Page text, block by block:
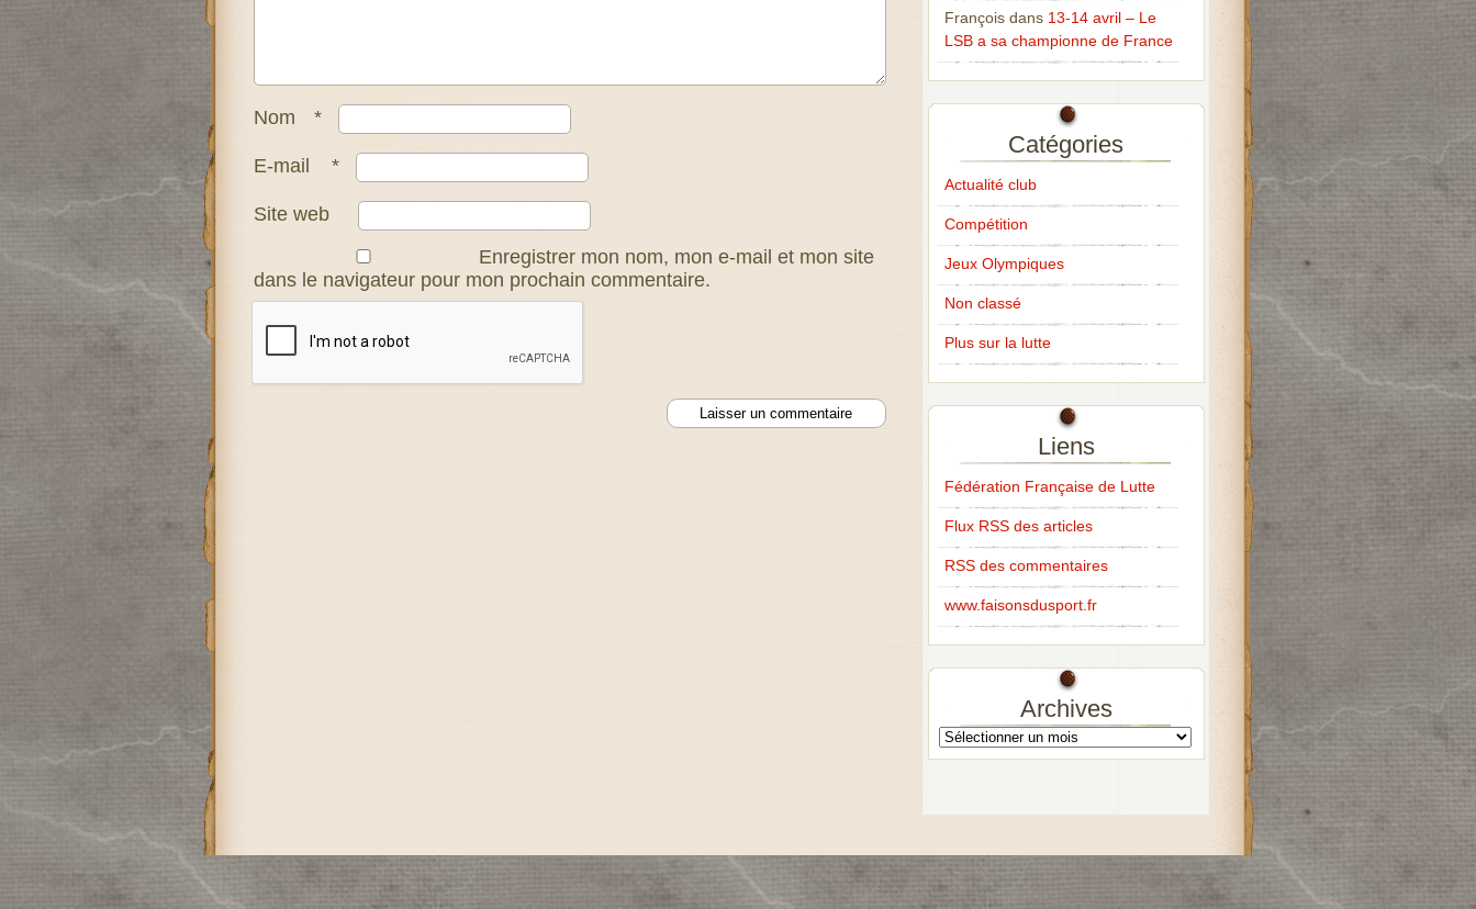
Nom *
E-mail *
Site web
Enregistrer mon nom, mon e-mail et mon site
dans le navigateur pour mon prochain commentaire.
Françoisdans 13-14 avril – Le
LSB a sa championne de France
Catégories
Actualité club
Compétition
Jeux Olympiques
Non classé
Plus sur la lutte
Liens
Fédération Française de Lutte
Flux RSS des articles
RSS des commentaires
www.faisonsdusport.fr
Archives
Archives